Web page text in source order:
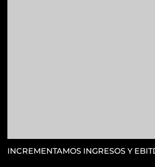
INCREMENTAMOS INGRESOS Y